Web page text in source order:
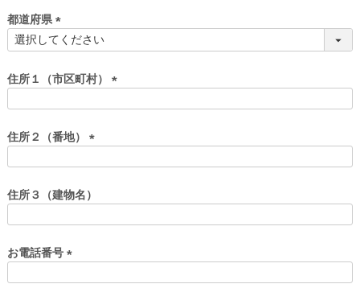
須
)
都道府県
(
須
)
住所１（市区町村）
)
住所２（番地）
須
)
住所３（建物名）
お電話番号